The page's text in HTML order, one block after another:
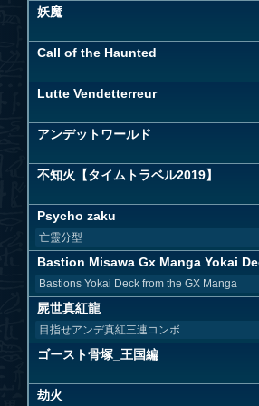
妖魔
Call of the Haunted
Lutte Vendetterreur
アンデットワールド
不知火【タイムトラベル2019】
Psycho zaku
亡靈分型
Bastion Misawa Gx Manga Yokai
Bastions Yokai Deck from the GX Manga
屍世真紅龍
目指せアンデ真紅三連コンボ
ゴースト骨塚_王国編
劫火